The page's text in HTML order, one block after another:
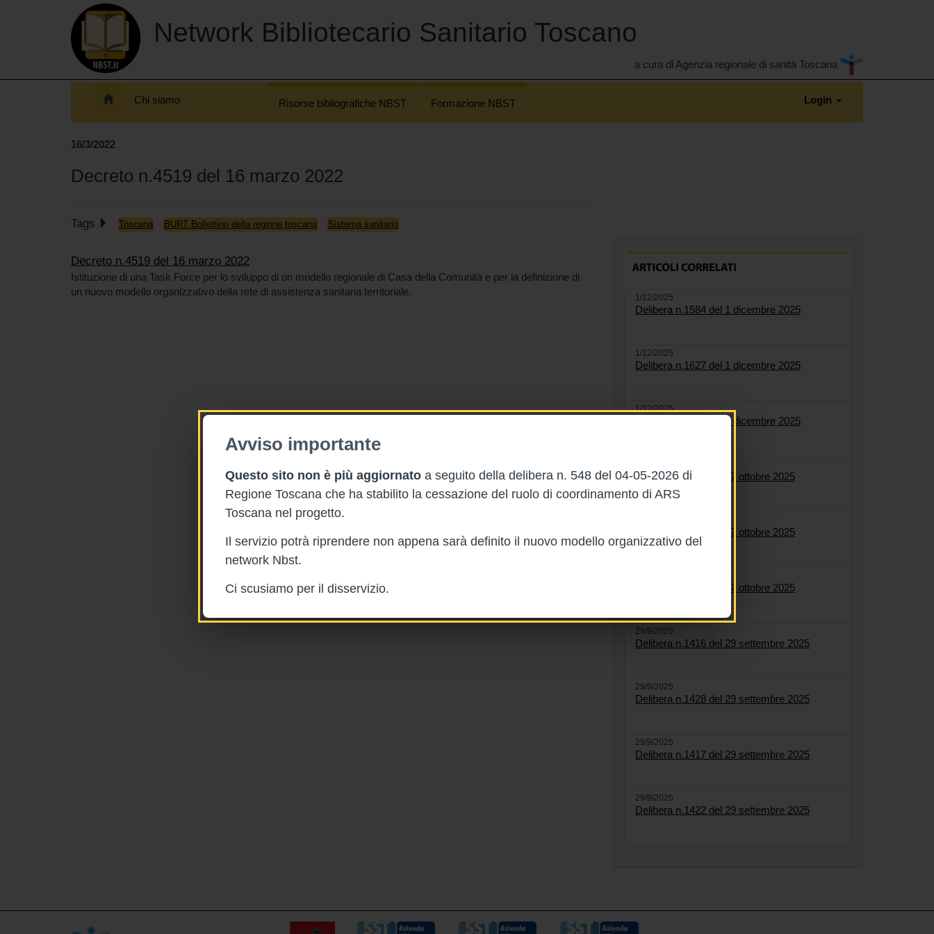
Avviso importante
Questo sito non è più aggiornato a seguito della delibera n. 548 del 04-05-2026 di
Regione Toscana che ha stabilito la cessazione del ruolo di coordinamento di ARS
Toscana nel progetto.
Il servizio potrà riprendere non appena sarà definito il nuovo modello organizzativo del
network Nbst.
Ci scusiamo per il disservizio.
Network Bibliotecario Sanitario Toscano
a cura di Agenzia regionale di sanità Toscana
Chi siamo Risorse bibliografiche NBST Formazione NBST Login
16/3/2022
Decreto n.4519 del 16 marzo 2022
Tags Toscana BURT Bollettino della regione toscana Sistema sanitario
Decreto n.4519 del 16 marzo 2022
Istituzione di una Task Force per lo sviluppo di un modello regionale di Casa della Comunità e per la definizione di
un nuovo modello organizzativo della rete di assistenza sanitaria territoriale.
1/12/2025
Delibera n.1584 del 1 dicembre 2025
1/12/2025
Delibera n.1627 del 1 dicembre 2025
1/12/2025
Delibera n.1622 del 1 dicembre 2025
Delibera n.1561 del 27 ottobre 2025
Delibera n.1558 del 27 ottobre 2025
Delibera n.1564 del 27 ottobre 2025
29/9/2025
Delibera n.1416 del 29 settembre 2025
29/9/2025
Delibera n.1428 del 29 settembre 2025
29/9/2025
Delibera n.1417 del 29 settembre 2025
29/9/2025
Delibera n.1422 del 29 settembre 2025